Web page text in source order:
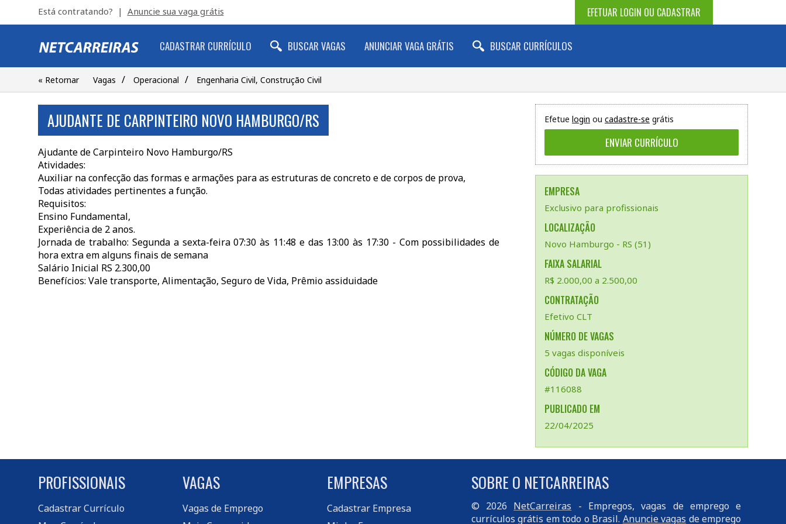
EFETUAR LOGIN OU CADASTRAR
Está contratando? | Anuncie sua vaga grátis
CADASTRAR CURRÍCULO BUSCAR VAGAS ANUNCIAR VAGA GRÁTIS BUSCAR CURRÍCULOS
« Retornar Vagas / Operacional / Engenharia Civil, Construção Civil
Efetue login ou cadastre-se grátis
EMPRESA
Exclusivo para profissionais
LOCALIZAÇÃO
Novo Hamburgo - RS (51)
FAIXA SALARIAL
R$ 2.000,00 a 2.500,00
CONTRATAÇÃO
Efetivo CLT
NÚMERO DE VAGAS
5 vagas disponíveis
CÓDIGO DA VAGA
#116088
PUBLICADO EM
22/04/2025
AJUDANTE DE CARPINTEIRO NOVO HAMBURGO/RS
Ajudante de Carpinteiro Novo Hamburgo/RS
Atividades:
Auxiliar na confecção das formas e armações para as estruturas de concreto e de corpos de prova,
Todas atividades pertinentes a função.
Requisitos:
Ensino Fundamental,
Experiência de 2 anos.
Jornada de trabalho: Segunda a sexta-feira 07:30 às 11:48 e das 13:00 às 17:30 - Com possibilidades de
hora extra em alguns finais de semana
Salário Inicial RS 2.300,00
Benefícios: Vale transporte, Alimentação, Seguro de Vida, Prêmio assiduidade
PROFISSIONAIS
Cadastrar Currículo
VAGAS
Vagas de Emprego
EMPRESAS
Cadastrar Empresa
SOBRE O NETCARREIRAS
© 2026 NetCarreiras - Empregos, vagas de emprego e
currículos grátis em todo o Brasil. Anuncie vagas de emprego